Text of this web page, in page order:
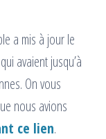
a mis à jour le
avaient jusqu’à
On vous
nous avions
ce lien.